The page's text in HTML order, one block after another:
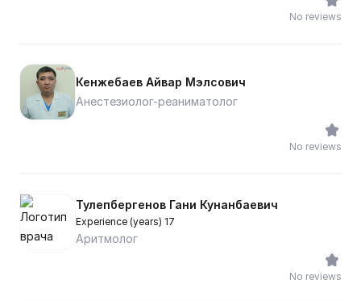
No reviews
Кенжебаев Айвар Мэлсович
Анестезиолог-реаниматолог
No reviews
Тулепбергенов Гани Кунанбаевич
Experience (years) 17
Аритмолог
No reviews